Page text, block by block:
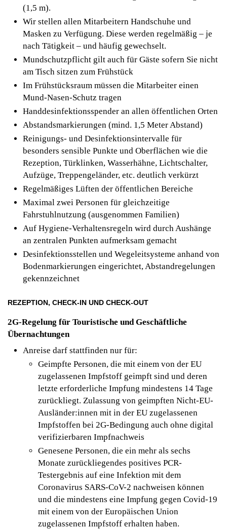
(1,5 m).
Wir stellen allen Mitarbeitern Handschuhe und
Masken zu Verfügung. Diese werden regelmäßig – je
nach Tätigkeit – und häufig gewechselt.
Mundschutzpflicht gilt auch für Gäste sofern Sie nicht
am Tisch sitzen zum Frühstück
Im Frühstücksraum müssen die Mitarbeiter einen
Mund-Nasen-Schutz tragen
Handdesinfektionsspender an allen öffentlichen Orten
Abstandsmarkierungen (mind. 1,5 Meter Abstand)
Reinigungs- und Desinfektionsintervalle für
besonders sensible Punkte und Oberflächen wie die
Rezeption, Türklinken, Wasserhähne, Lichtschalter,
Aufzüge, Treppengeländer, etc. deutlich verkürzt
Regelmäßiges Lüften der öffentlichen Bereiche
Maximal zwei Personen für gleichzeitige
Fahrstuhlnutzung (ausgenommen Familien)
Auf Hygiene-Verhaltensregeln wird durch Aushänge
an zentralen Punkten aufmerksam gemacht
Desinfektionsstellen und Wegeleitsysteme anhand von
Bodenmarkierungen eingerichtet, Abstandregelungen
gekennzeichnet
REZEPTION, CHECK-IN UND CHECK-OUT
2G-Regelung für Touristische und Geschäftliche
Übernachtungen
Anreise darf stattfinden nur für:
Geimpfte Personen, die mit einem von der EU
zugelassenen Impfstoff geimpft sind und deren
letzte erforderliche Impfung mindestens 14 Tage
zurückliegt. Zulassung von geimpften Nicht-EU-
Ausländer:innen mit in der EU zugelassenen
Impfstoffen bei 2G-Bedingung auch ohne digital
verifizierbaren Impfnachweis
Genesene Personen, die ein mehr als sechs
Monate zurückliegendes positives PCR-
Testergebnis auf eine Infektion mit dem
Coronavirus SARS-CoV-2 nachweisen können
und die mindestens eine Impfung gegen Covid-19
mit einem von der Europäischen Union
zugelassenen Impfstoff erhalten haben.